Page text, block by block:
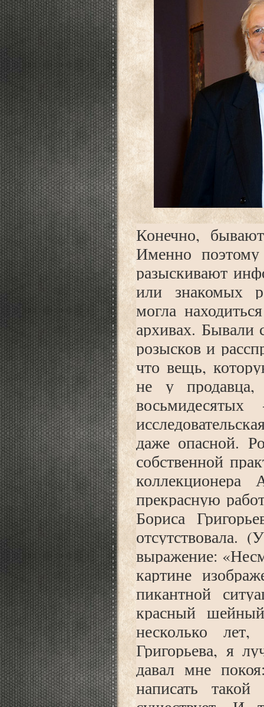
Конечно,
Именно поэтому
разыскивают
или знакомых
могла
архивах. Бывали
розысков и
что вещь,
не у
даже опасной.
собственной
коллекционера
прекрасную
Бориса
отсутствовала.
выражение:
картине
пикантной
красный
несколько
Григорьева, я
давал мне
написать